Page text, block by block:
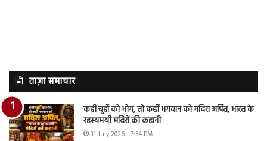
ताज़ा समाचार
कहीं चूहों को भोग, तो कहीं भगवान को मदिरा अर्पित, भारत के
रहस्यमयी मंदिरों की कहानी
31 July 2026 - 7:54 PM